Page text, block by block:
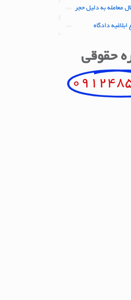
معامله به دلیل حجر
ابلاغیه دادگاه
حقوقی